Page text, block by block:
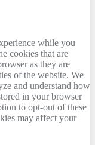
while you
cookies that are
as they are
of the website. We
and understand how
in your browser
to opt-out of these
may affect your